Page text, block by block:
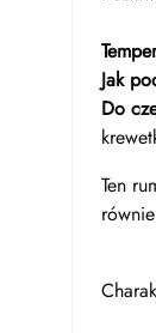
Jak
Do
Ten